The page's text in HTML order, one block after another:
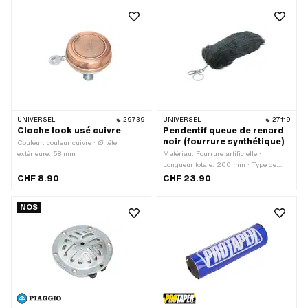
UNIVERSEL 29739
Cloche look usé cuivre
Couleur: couleur cuivre · Ø tête
extérieure: 58 mm
CHF 8.90
UNIVERSEL 27119
Pendentif queue de renard
noir (fourrure synthétique)
Matériau: Fourrure artificielle ·
Longueur totale: 200 mm · Type de
fermeture: Mousquetons
CHF 23.90
NOS